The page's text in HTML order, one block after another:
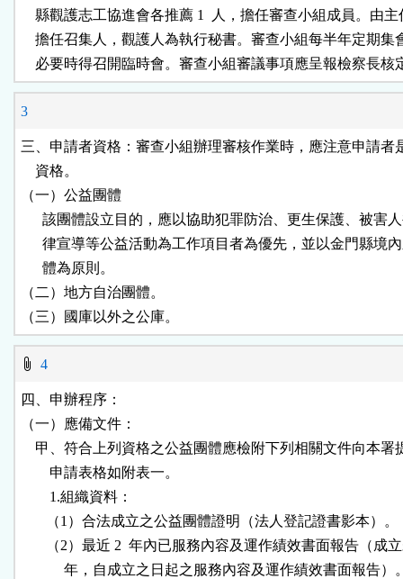
縣觀護志工協進會各推薦 1  人，擔任審查小組成員。由
擔任召集人，觀護人為執行秘書。審查小組每半年定期集
必要時得召開臨時會。審查小組審議事項應呈報檢察長核
3
三、申請者資格：審查小組辦理審核作業時，應注意申請者
    資格。
（一）公益團體
該團體設立目的，應以協助犯罪防治、更生保護、被害
律宣導等公益活動為工作項目者為優先，並以金門縣境
      體為原則。
（二）地方自治團體。
（三）國庫以外之公庫。
4
四、申辦程序：
（一）應備文件：
甲、符合上列資格之公益團體應檢附下列相關文件向本署
        申請表格如附表一。
        1.組織資料：
       （1）合法成立之公益團體證明（法人登記證書影本）。
（2）最近 2  年內已服務內容及運作績效書面報告（成
年，自成立之日起之服務內容及運作績效書面報告）